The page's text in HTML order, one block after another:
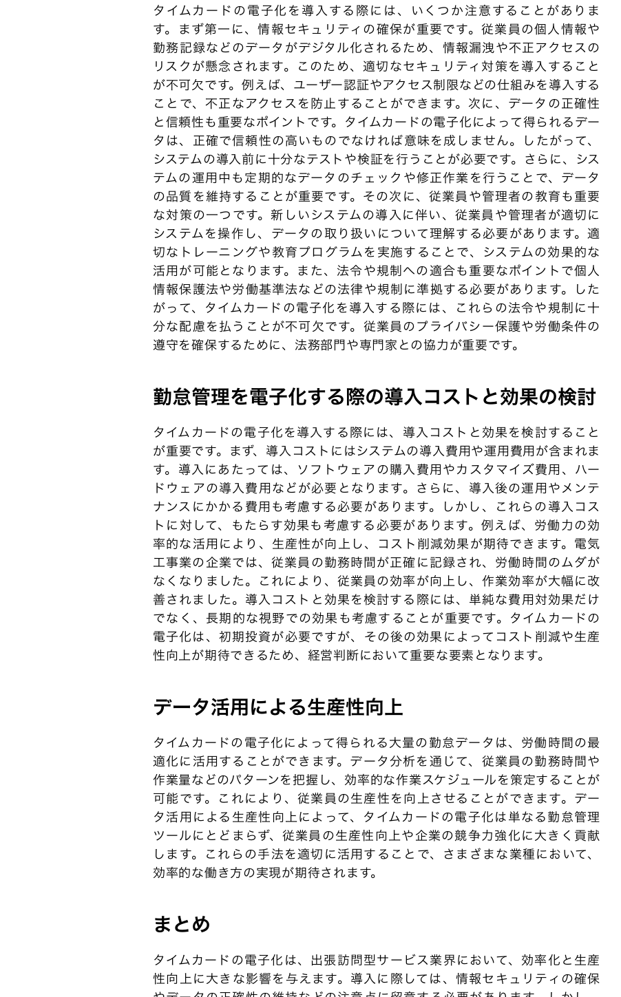
タイムカードの電子化を導入する際には、いくつか注意することがありま
す。まず第一に、情報セキュリティの確保が重要です。従業員の個人情報や
勤務記録などのデータがデジタル化されるため、情報漏洩や不正アクセスの
リスクが懸念されます。このため、適切なセキュリティ対策を導入すること
が不可欠です。例えば、ユーザー認証やアクセス制限などの仕組みを導入する
ことで、不正なアクセスを防止することができます。次に、データの正確性
と信頼性も重要なポイントです。タイムカードの電子化によって得られるデー
タは、正確で信頼性の高いものでなければ意味を成しません。したがって、
システムの導入前に十分なテストや検証を行うことが必要です。さらに、シス
テムの運用中も定期的なデータのチェックや修正作業を行うことで、データ
の品質を維持することが重要です。その次に、従業員や管理者の教育も重要
な対策の一つです。新しいシステムの導入に伴い、従業員や管理者が適切に
システムを操作し、データの取り扱いについて理解する必要があります。適
切なトレーニングや教育プログラムを実施することで、システムの効果的な
活用が可能となります。また、法令や規制への適合も重要なポイントで個人
情報保護法や労働基準法などの法律や規制に準拠する必要があります。した
がって、タイムカードの電子化を導入する際には、これらの法令や規制に十
分な配慮を払うことが不可欠です。従業員のプライバシー保護や労働条件の
遵守を確保するために、法務部門や専門家との協力が重要です。
勤怠管理を電子化する際の導入コストと効果の検討
タイムカードの電子化を導入する際には、導入コストと効果を検討すること
が重要です。まず、導入コストにはシステムの導入費用や運用費用が含まれま
す。導入にあたっては、ソフトウェアの購入費用やカスタマイズ費用、ハー
ドウェアの導入費用などが必要となります。さらに、導入後の運用やメンテ
ナンスにかかる費用も考慮する必要があります。しかし、これらの導入コス
トに対して、もたらす効果も考慮する必要があります。例えば、労働力の効
率的な活用により、生産性が向上し、コスト削減効果が期待できます。電気
工事業の企業では、従業員の勤務時間が正確に記録され、労働時間のムダが
なくなりました。これにより、従業員の効率が向上し、作業効率が大幅に改
善されました。導入コストと効果を検討する際には、単純な費用対効果だけ
でなく、長期的な視野での効果も考慮することが重要です。タイムカードの
電子化は、初期投資が必要ですが、その後の効果によってコスト削減や生産
性向上が期待できるため、経営判断において重要な要素となります。
データ活用による生産性向上
タイムカードの電子化によって得られる大量の勤怠データは、労働時間の最
適化に活用することができます。データ分析を通じて、従業員の勤務時間や
作業量などのパターンを把握し、効率的な作業スケジュールを策定することが
可能です。これにより、従業員の生産性を向上させることができます。デー
タ活用による生産性向上によって、タイムカードの電子化は単なる勤怠管理
ツールにとどまらず、従業員の生産性向上や企業の競争力強化に大きく貢献
します。これらの手法を適切に活用することで、さまざまな業種において、
効率的な働き方の実現が期待されます。
まとめ
タイムカードの電子化は、出張訪問型サービス業界において、効率化と生産
性向上に大きな影響を与えます。導入に際しては、情報セキュリティの確保